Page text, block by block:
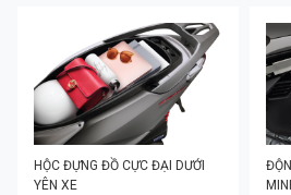
HỘC ĐỰNG ĐỒ CỰC ĐẠI DƯỚI
YÊN XE